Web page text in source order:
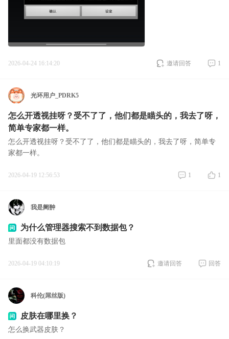
2026-04-24 16:14:20 邀请回答 1
光环用户_PDRK5
​怎么开透视挂呀？受不了了，他们都是瞄头的，我去了呀，
简单专家都一样。
怎么开透视挂呀？受不了了，他们都是瞄头的，我去了呀，简单专
家都一样。
2026-04-19 12:56:53 1 1
我是阑翀
为什么管理器搜索不到数据包？
里面都没有数据包
2026-04-19 04:10:19 邀请回答 回答
科伦(屌丝版)
皮肤在哪里换？
怎么换武器皮肤？